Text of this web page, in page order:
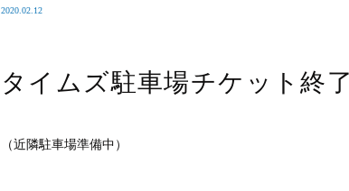
2020.02.12
タイムズ駐車場チケット終
（近隣駐車場準備中）